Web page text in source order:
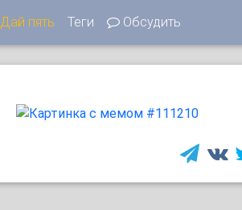
Дай пять Теги Обсудить